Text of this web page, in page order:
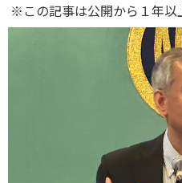
※この記事は公開から１年以